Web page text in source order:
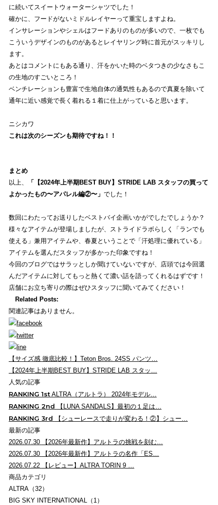
に続いてスイートウォーターシャツでした！
確かに、フードがないミドルレイヤーって重宝しますよね。
インサレーションやシェルはフードありのものが多いので、一枚でも
こういうデザインのものがあるとレイヤリング時に首元がスッキリし
ます。
あとはコメントにもある通り、汗をかいた時のベタつきの少なさもこ
の生地のすごいところ！
ベンチレーションも豊富で生地自体の通気性もあるので真夏を除いて
通年に近い感覚で長く着れる１着に仕上がっていると思います。
ニシカワ
これは次のシーズンも期待ですね！！
まとめ
以上、
「【2024年上半期BEST BUY】STRIDE LAB スタッフの買って
よかったもの〜アパレル編②〜」 でした！
数回にわたってお送りしたベストバイ企画いかがでしたでしょうか？
様々なアイテムが登場しましたが、ストライドラボらしく「ランでも
使える」兼用アイテムや、春夏ということで「汗処理に優れている」
アイテムを選んだスタッフが多かった印象ですね！
今回のブログではサラッとしか聞けていないですが、店頭では今回選
んだアイテムに対してもっと熱くて濃い話を語ってくれるはずです！
店舗にお立ち寄りの際はぜひスタッフに聞いてみてください！
Related Posts:
関連記事はありません。
【サイズ感 徹底比較！】Teton Bros. 24SS パンツ…
【2024年上半期BEST BUY】STRIDE LAB スタッ…
人気の記事
RANKING 1st ALTRA（アルトラ） 2024年モデル…
RANKING 2nd 【LUNA SANDALS】最初の１足は…
RANKING 3rd
【シューレースで走りが変わる！②】シュー…
最新の記事
2026.07.30
【2026年最新作】アルトラの挑戦を刻む…
2026.07.30
【2026年最新作】アルトラの名作「ES…
2026.07.22
【レビュー】ALTRA TORIN 9 …
商品カテゴリ
ALTRA（32）
BIG SKY INTERNATIONAL（1）